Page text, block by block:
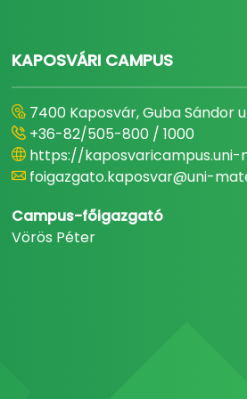
KAPOSVÁRI CAMPUS
7400 Kaposvár, Guba Sándor
+36-82/505-800 / 1000
https://kaposvaricampus.uni-
foigazgato.kaposvar@uni-
Campus-főigazgató
Vörös Péter